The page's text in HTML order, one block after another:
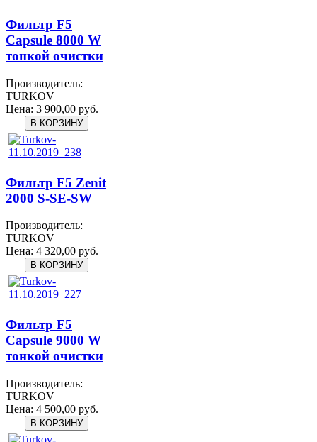
Фильтр F5
Capsule 8000 W
тонкой очистки
Производитель:
TURKOV
Цена: 3 900,00 руб.
Фильтр F5 Zenit
2000 S-SE-SW
Производитель:
TURKOV
Цена: 4 320,00 руб.
Фильтр F5
Capsule 9000 W
тонкой очистки
Производитель:
TURKOV
Цена: 4 500,00 руб.